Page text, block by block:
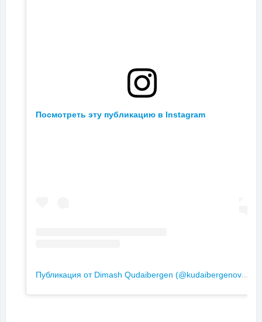
Посмотреть эту публикацию в Instagram
П
убликация от Dimash Qudaibergen (@kudaibergenov.dimash)